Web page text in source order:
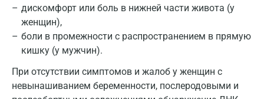
дискомфорт или боль в нижней части живота (у
женщин),
боли в промежности с распространением в прямую
кишку (у мужчин).
При отсутствии симптомов и жалоб у женщин с
невынашиванием беременности, послеродовыми и
Кострома
Котельники
Красногорск
Краснодар